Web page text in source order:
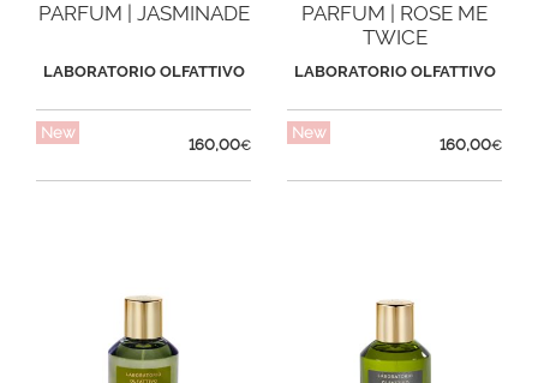
PARFUM | JASMINADE
LABORATORIO OLFATTIVO
New
160,00€
PARFUM | ROSE ME
TWICE
LABORATORIO OLFATTIVO
New
160,00€